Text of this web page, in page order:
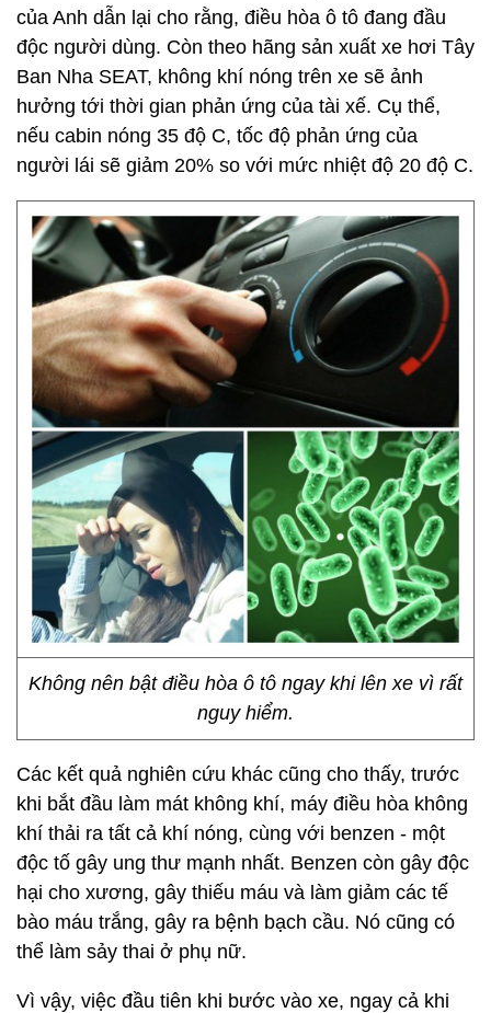
của Anh dẫn lại cho rằng, điều hòa ô tô đang đầu
độc người dùng. Còn theo hãng sản xuất xe hơi Tây
Ban Nha SEAT, không khí nóng trên xe sẽ ảnh
hưởng tới thời gian phản ứng của tài xế. Cụ thể,
nếu cabin nóng 35 độ C, tốc độ phản ứng của
người lái sẽ giảm 20% so với mức nhiệt độ 20 độ C.
Không nên bật điều hòa ô tô ngay khi lên xe vì rất
nguy hiểm.
Các kết quả nghiên cứu khác cũng cho thấy, trước
khi bắt đầu làm mát không khí, máy điều hòa không
khí thải ra tất cả khí nóng, cùng với benzen - một
độc tố gây ung thư mạnh nhất. Benzen còn gây độc
hại cho xương, gây thiếu máu và làm giảm các tế
bào máu trắng, gây ra bệnh bạch cầu. Nó cũng có
thể làm sảy thai ở phụ nữ.
Vì vậy, việc đầu tiên khi bước vào xe, ngay cả khi